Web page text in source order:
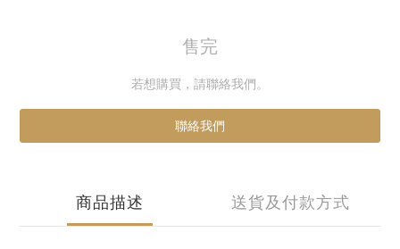
售完
若想購買，請聯絡我們。
聯絡我們
商品描述 送貨及付款方式